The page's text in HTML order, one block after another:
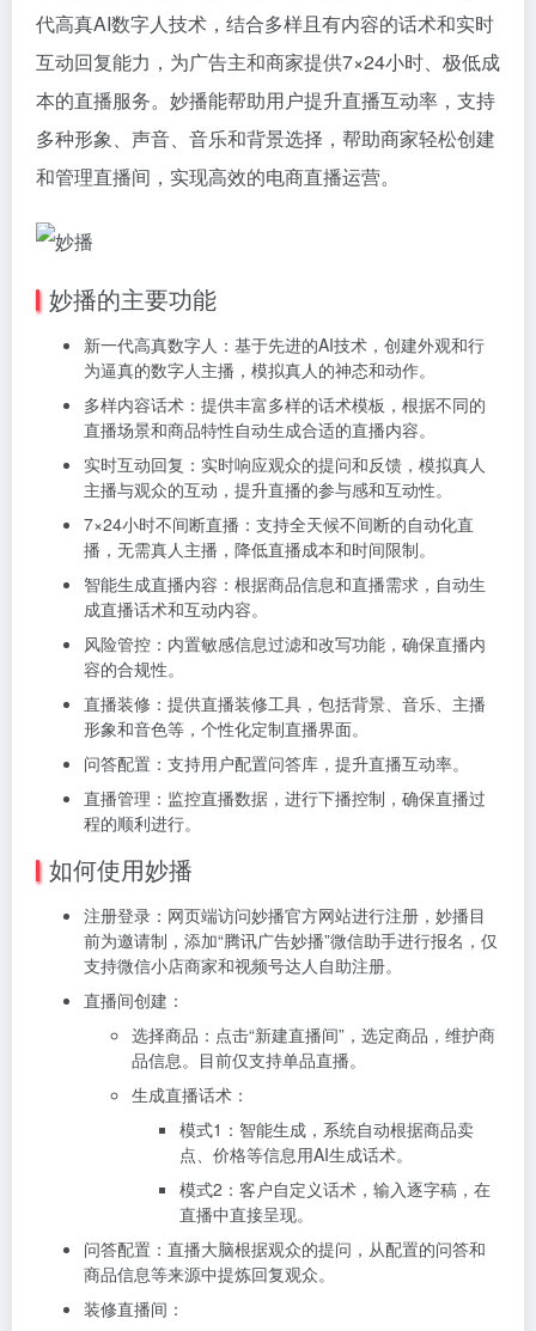
代高真AI数字人技术，结合多样且有内容的话术和实时
互动回复能力，为广告主和商家提供7×24小时、极低成
本的直播服务。妙播能帮助用户提升直播互动率，支持
多种形象、声音、音乐和背景选择，帮助商家轻松创建
和管理直播间，实现高效的电商直播运营。
妙播的主要功能
新一代高真数字人：基于先进的AI技术，创建外观和行
为逼真的数字人主播，模拟真人的神态和动作。
多样内容话术：提供丰富多样的话术模板，根据不同的
直播场景和商品特性自动生成合适的直播内容。
实时互动回复：实时响应观众的提问和反馈，模拟真人
主播与观众的互动，提升直播的参与感和互动性。
7×24小时不间断直播：支持全天候不间断的自动化直
播，无需真人主播，降低直播成本和时间限制。
智能生成直播内容：根据商品信息和直播需求，自动生
成直播话术和互动内容。
风险管控：内置敏感信息过滤和改写功能，确保直播内
容的合规性。
直播装修：提供直播装修工具，包括背景、音乐、主播
形象和音色等，个性化定制直播界面。
问答配置：支持用户配置问答库，提升直播互动率。
直播管理：监控直播数据，进行下播控制，确保直播过
程的顺利进行。
如何使用妙播
注册登录：网页端访问妙播官方网站进行注册，妙播目
前为邀请制，添加“腾讯广告妙播”微信助手进行报名，仅
支持微信小店商家和视频号达人自助注册。
直播间创建：
选择商品：点击“新建直播间”，选定商品，维护商
品信息。目前仅支持单品直播。
生成直播话术：
模式1：智能生成，系统自动根据商品卖
点、价格等信息用AI生成话术。
模式2：客户自定义话术，输入逐字稿，在
直播中直接呈现。
问答配置：直播大脑根据观众的提问，从配置的问答和
商品信息等来源中提炼回复观众。
装修直播间：